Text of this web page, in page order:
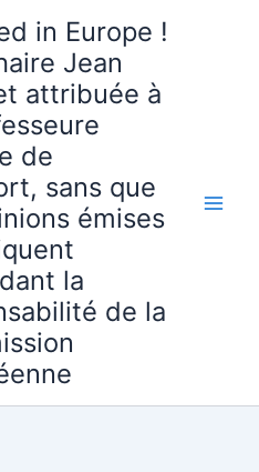
in Europe !
Jean
attribuée à
de
sans que
émises
la
de la